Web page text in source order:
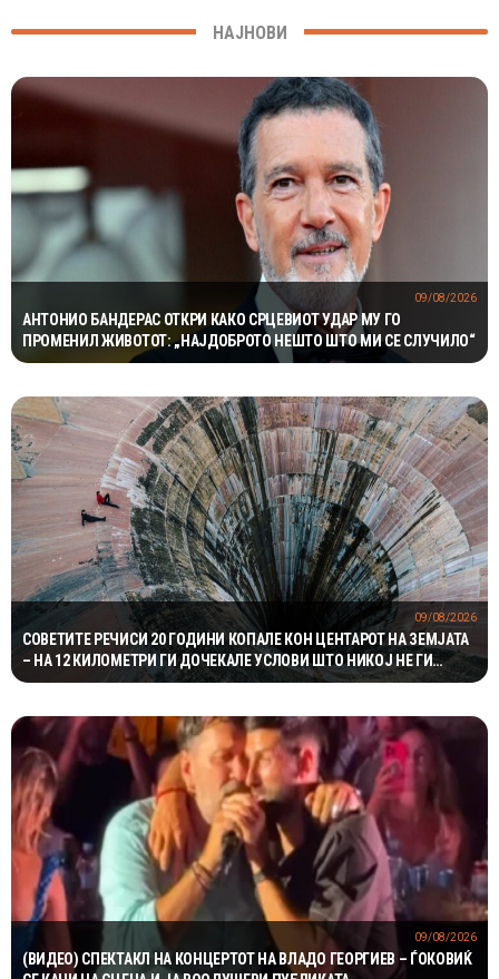
НАЈНОВИ
АНТОНИО БАНДЕРАС ОТКРИ КАКО СРЦЕВИОТ УДАР МУ ГО
ПРОМЕНИЛ ЖИВОТОТ: „НАЈДОБРОТО НЕШТО ШТО МИ СЕ СЛУЧИЛО“
09/08/2026
СОВЕТИТЕ РЕЧИСИ 20 ГОДИНИ КОПАЛЕ КОН ЦЕНТАРОТ НА ЗЕМЈАТА
– НА 12 КИЛОМЕТРИ ГИ ДОЧЕКАЛЕ УСЛОВИ ШТО НИКОЈ НЕ ГИ
ОЧЕКУВАЛ
09/08/2026
(ВИДЕО) СПЕКТАКЛ НА КОНЦЕРТОТ НА ВЛАДО ГЕОРГИЕВ – ЃОКОВИЌ
09/08/2026